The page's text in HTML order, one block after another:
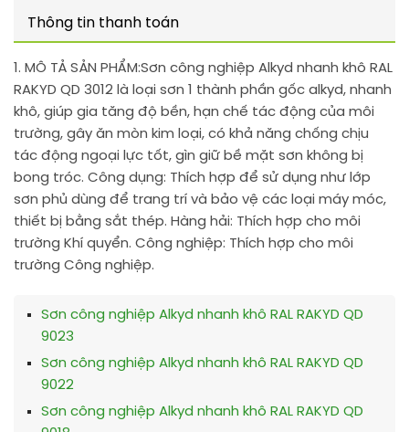
Thông tin thanh toán
1. MÔ TẢ SẢN PHẨM:Sơn công nghiệp Alkyd nhanh khô RAL
RAKYD QD 3012 là loại sơn 1 thành phần gốc alkyd, nhanh
khô, giúp gia tăng độ bền, hạn chế tác động của môi
trường, gây ăn mòn kim loại, có khả năng chống chịu
tác động ngoại lực tốt, gìn giữ bề mặt sơn không bị
bong tróc. Công dụng: Thích hợp để sử dụng như lớp
sơn phủ dùng để trang trí và bảo vệ các loại máy móc,
thiết bị bằng sắt thép. Hàng hải: Thích hợp cho môi
trường Khí quyển. Công nghiệp: Thích hợp cho môi
trường Công nghiệp.
Sơn công nghiệp Alkyd nhanh khô RAL RAKYD QD
9023
Sơn công nghiệp Alkyd nhanh khô RAL RAKYD QD
9022
Sơn công nghiệp Alkyd nhanh khô RAL RAKYD QD